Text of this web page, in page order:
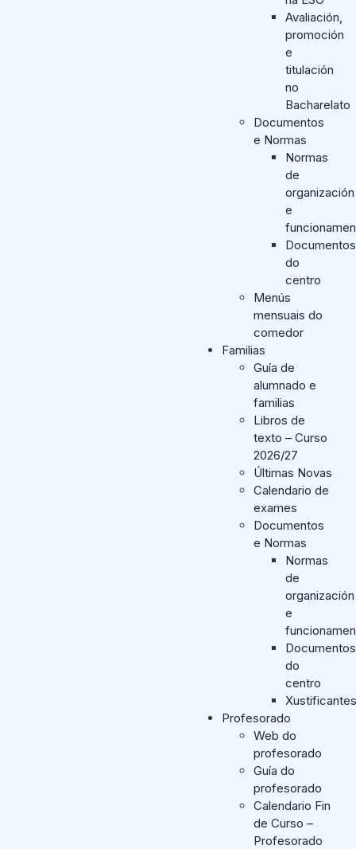
Avaliación,
promoción
e
titulación
no
Bacharelato
Documentos
e Normas
Normas
de
organización
e
Documentos
do
centro
Menús
mensuais do
comedor
Familias
Guía de
alumnado e
familias
Libros de
texto – Curso
2026/27
Últimas Novas
Calendario de
exames
Documentos
e Normas
Normas
de
organización
e
Documentos
do
centro
Xustificantes
Profesorado
Web do
profesorado
Guía do
profesorado
Calendario Fin
de Curso –
Profesorado